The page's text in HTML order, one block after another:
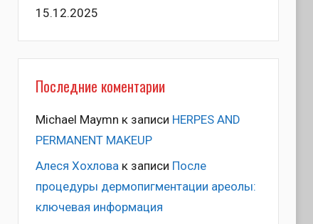
15.12.2025
Последние коментарии
Michael Maymn к записи HERPES AND
PERMANENT MAKEUP
Алеся Хохловак записи После
процедуры дермопигментации ареолы:
ключевая информация